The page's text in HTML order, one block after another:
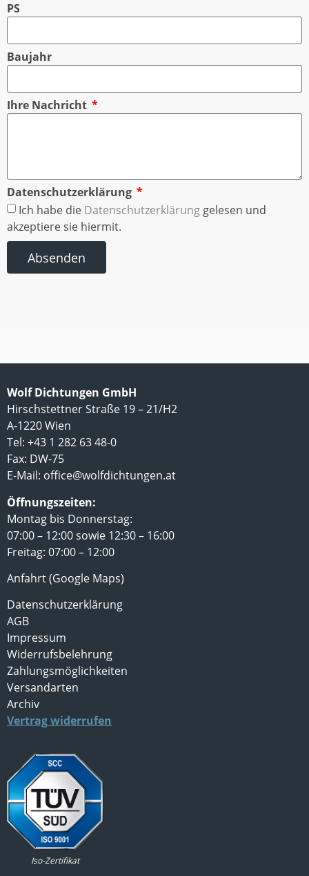
PS
Baujahr
Ihre Nachricht
Datenschutzerklärung
Ich habe die Datenschutzerklärung gelesen und
akzeptiere sie hiermit.
Absenden
Wolf Dichtungen GmbH
Hirschstettner Straße 19 – 21/H2
A-1220 Wien
Tel: +43 1 282 63 48-0
Fax: DW-75
E-Mail: office@wolfdichtungen.at
Öffnungszeiten:
Montag bis Donnerstag:
07:00 – 12:00 sowie 12:30 – 16:00
Freitag: 07:00 – 12:00
Anfahrt (Google Maps)
Datenschutzerklärung
AGB
Impressum
Widerrufsbelehrung
Zahlungsmöglichkeiten
Versandarten
Archiv
Vertrag widerrufen
Iso-Zertifikat